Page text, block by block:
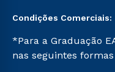
Condições Comerciais:
*Para a Graduação
nas seguintes